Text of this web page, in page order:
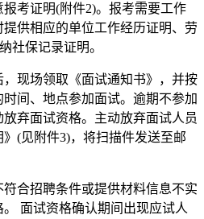
考证明(附件2)。报考需要工作
供相应的单位工作经历证明、劳
社保记录证明。
现场领取《面试通知书》，并按
间、地点参加面试。逾期不参加
弃面试资格。主动放弃面试人员
(见附件3)，将扫描件发送至邮
合招聘条件或提供材料信息不实
面试资格确认期间出现应试人